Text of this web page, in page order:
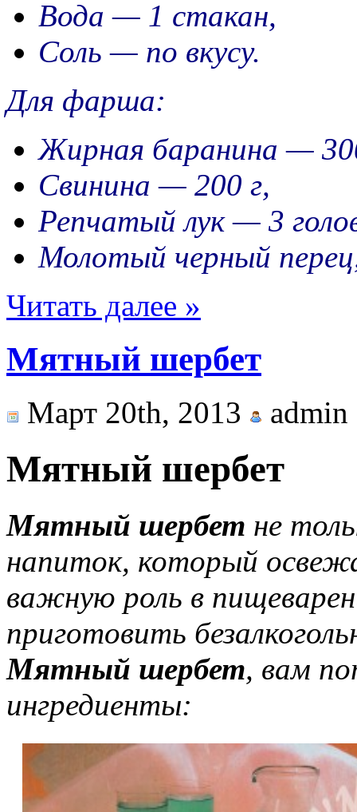
Вода — 1 стакан,
Соль — по вкусу.
Для фарша:
Жирная баранина —
Свинина — 200 г,
Репчатый лук — 3
Молотый черный
Читать далее »
Мятный шербет
Март 20th, 2013 admin
Мятный шербет
Мятный шербет не
напиток, который
важную роль в
приготовить
Мятный шербет, вам
ингредиенты: